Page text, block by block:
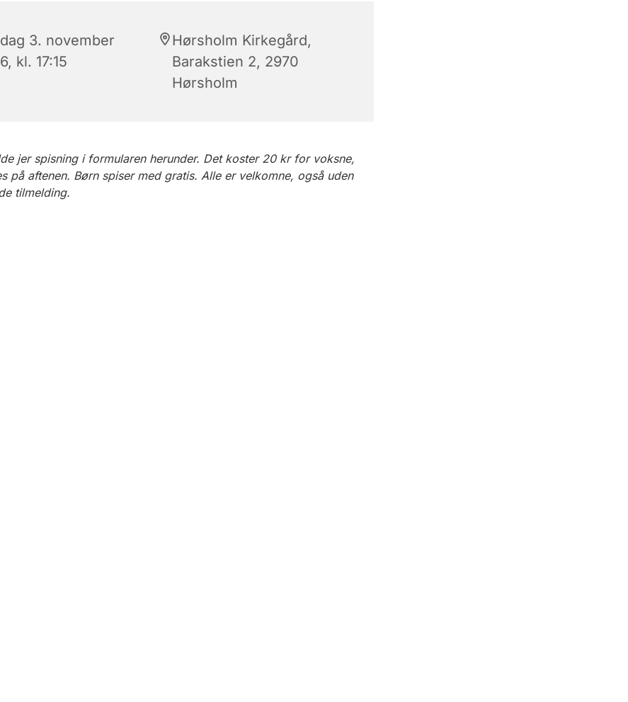
3. november
kl. 17:15
Hørsholm Kirkegård,
Barakstien 2, 2970
Hørsholm
jer spisning i formularen herunder. Det koster 20 kr for voksne,
på aftenen. Børn spiser med gratis. Alle er velkomne, også uden
tilmelding.